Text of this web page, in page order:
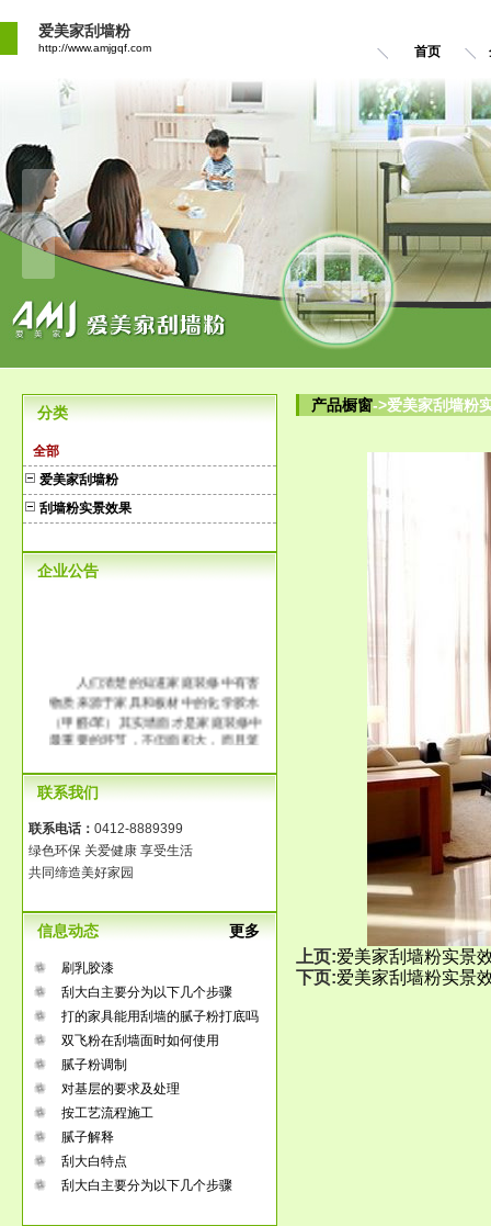
爱美家刮墙粉
http://www.amjgqf.com 首页
分类
全部
爱美家刮墙粉
刮墙粉实景效果
企业公告
人们清楚的知道家庭装修中有害
物质来源于家具和板材中的化学胶水
（甲醛/苯）其实墙面才是家庭装修中
最重要的环节，不但面积大，而且笼
量的化学胶水，它的释放时间长达3-8
年，长时间在一个污染的环境中生
联系我们
联系电话： 0412-8889399
绿色环保 关爱健康 享受生活
共同缔造美好家园
更多
信息动态
刷乳胶漆
刮大白主要分为以下几个步骤
打的家具能用刮墙的腻子粉打底吗
双飞粉在刮墙面时如何使用
腻子粉调制
对基层的要求及处理
按工艺流程施工
腻子解释
刮大白特点
刮大白主要分为以下几个步骤
产品橱窗->爱美家刮墙粉
上页:爱美家刮墙粉实景
下页:爱美家刮墙粉实景